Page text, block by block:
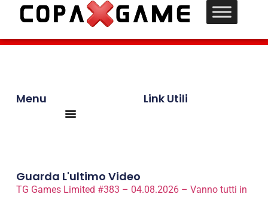
Menu Link Utili
Guarda L'ultimo Video
TG Games Limited #383 – 04.08.2026 – Vanno tutti in